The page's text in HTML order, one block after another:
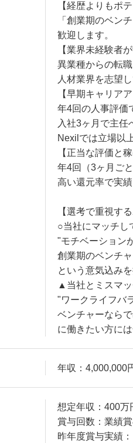
【経歴よりもポ
「創業期のベン
歓迎します。
【業界未経験者が
異業種からの転職
人材業界を志望
【早期キャリアア
年4回の人事評価
入社3ヶ月で主任
Nexilでは立場以
【正当な評価と
年4回（3ヶ月ご
高い還元率で実
【選考で重視す
○当社にマッチし
"モチベーション
創業期のベンチ
という意気込み
▲当社とミスマ
"ワークライフバ
ベンチャーなら
に働きたい方に
年収：4,000,000
想定年収：400万
賞与回数：業績
昨年度賞与実績